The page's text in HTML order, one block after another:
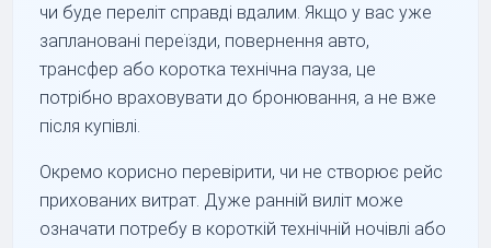
чи буде переліт справді вдалим. Якщо у вас уже
заплановані переїзди, повернення авто,
трансфер або коротка технічна пауза, це
потрібно враховувати до бронювання, а не вже
після купівлі.
Окремо корисно перевірити, чи не створює рейс
прихованих витрат. Дуже ранній виліт може
означати потребу в короткій технічній ночівлі або